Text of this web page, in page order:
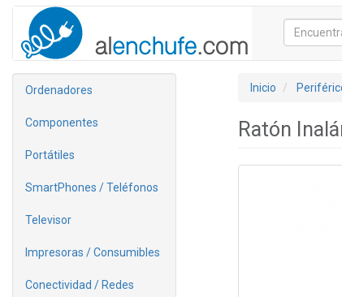
Ordenadores
Componentes
Portátiles
SmartPhones / Teléfonos
Televisor
Impresoras / Consumibles
Conectividad / Redes
Inicio
Ratón